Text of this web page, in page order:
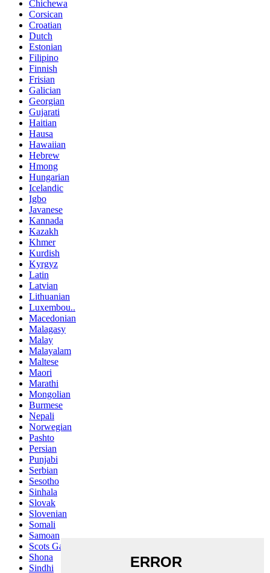
Chichewa
Corsican
Croatian
Dutch
Estonian
Filipino
Finnish
Frisian
Galician
Georgian
Gujarati
Haitian
Hausa
Hawaiian
Hebrew
Hmong
Hungarian
Icelandic
Igbo
Javanese
Kannada
Kazakh
Khmer
Kurdish
Kyrgyz
Latin
Latvian
Lithuanian
Luxembou..
Macedonian
Malagasy
Malay
Malayalam
Maltese
Maori
Marathi
Mongolian
Burmese
Nepali
Norwegian
Pashto
Persian
Punjabi
Serbian
Sesotho
Sinhala
Slovak
Slovenian
Somali
Samoan
Scots Gaelic
Shona
Sindhi